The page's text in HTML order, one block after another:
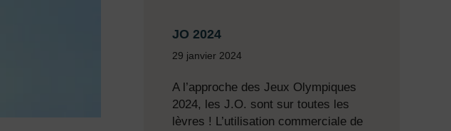
JO 2024
29 janvier 2024
A l’approche des Jeux Olympiques
2024, les J.O. sont sur toutes les
lèvres ! L’utilisation commerciale de